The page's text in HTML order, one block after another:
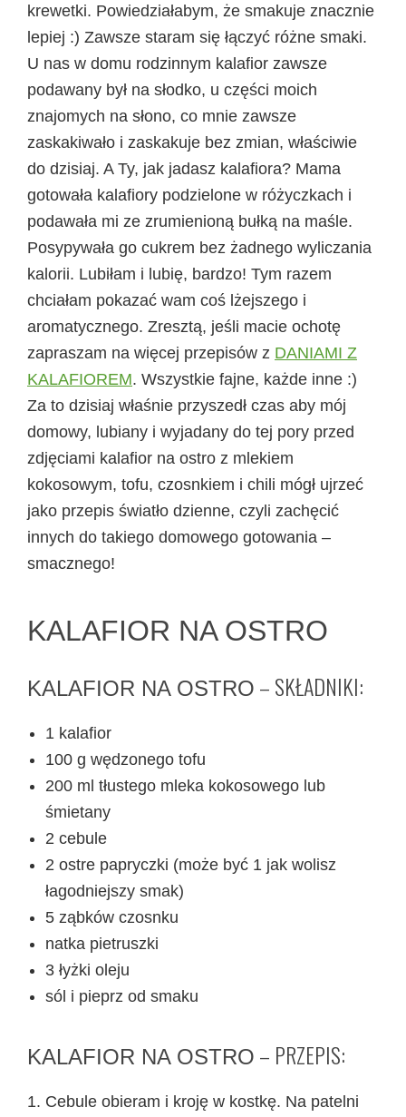
krewetki. Powiedziałabym, że smakuje znacznie
lepiej :) Zawsze staram się łączyć różne smaki.
U nas w domu rodzinnym kalafior zawsze
podawany był na słodko, u części moich
znajomych na słono, co mnie zawsze
zaskakiwało i zaskakuje bez zmian, właściwie
do dzisiaj. A Ty, jak jadasz kalafiora? Mama
gotowała kalafiory podzielone w różyczkach i
podawała mi ze zrumienioną bułką na maśle.
Posypywała go cukrem bez żadnego wyliczania
kalorii. Lubiłam i lubię, bardzo! Tym razem
chciałam pokazać wam coś lżejszego i
aromatycznego. Zresztą, jeśli macie ochotę
zapraszam na więcej przepisów z DANIAMI Z
KALAFIOREM. Wszystkie fajne, każde inne :)
Za to dzisiaj właśnie przyszedł czas aby mój
domowy, lubiany i wyjadany do tej pory przed
zdjęciami kalafior na ostro z mlekiem
kokosowym, tofu, czosnkiem i chili mógł ujrzeć
jako przepis światło dzienne, czyli zachęcić
innych do takiego domowego gotowania –
smacznego!
KALAFIOR NA OSTRO
KALAFIOR NA OSTRO – SKŁADNIKI:
1 kalafior
100 g wędzonego tofu
200 ml tłustego mleka kokosowego lub
śmietany
2 cebule
2 ostre papryczki (może być 1 jak wolisz
łagodniejszy smak)
5 ząbków czosnku
natka pietruszki
3 łyżki oleju
sól i pieprz od smaku
KALAFIOR NA OSTRO – PRZEPIS:
Cebule obieram i kroję w kostkę. Na patelni